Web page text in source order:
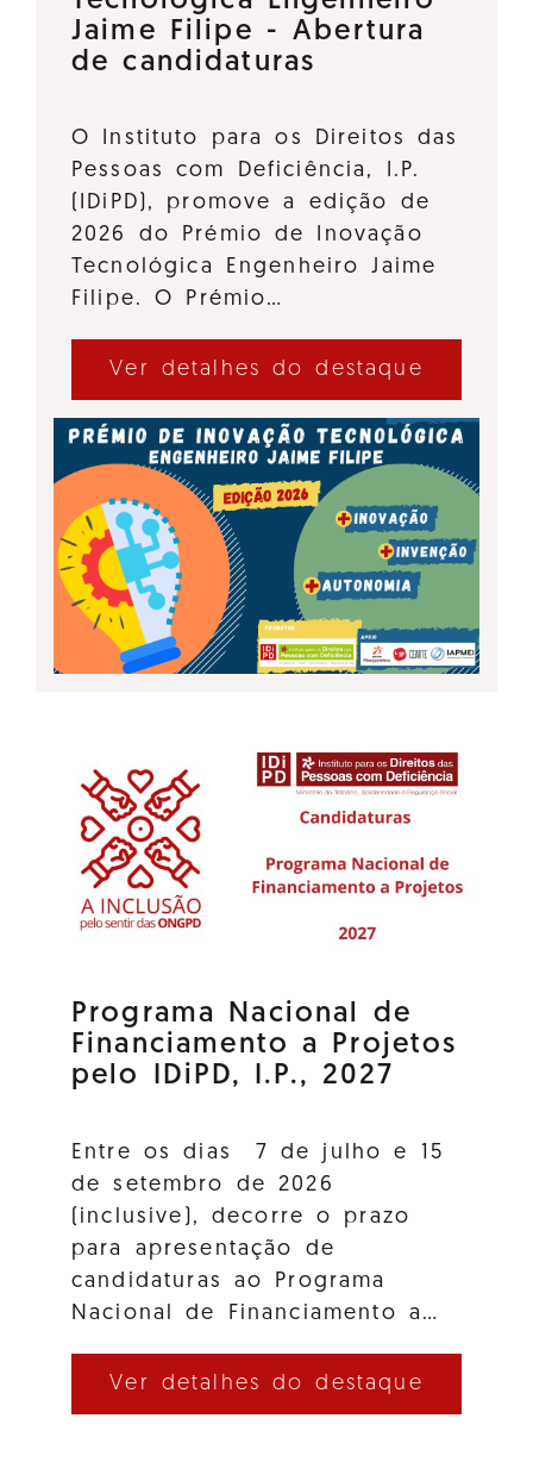
Jaime Filipe - Abertura
de candidaturas
O Instituto para os Direitos das
Pessoas com Deficiência, I.P.
(IDiPD), promove a edição de
2026 do Prémio de Inovação
Tecnológica Engenheiro Jaime
Filipe. O Prémio…
Ver detalhes do destaque
Programa Nacional de
Financiamento a Projetos
pelo IDiPD, I.P., 2027
Entre os dias 7 de julho e 15
de setembro de 2026
(inclusive), decorre o prazo
para apresentação de
candidaturas ao Programa
Nacional de Financiamento a…
Ver detalhes do destaque